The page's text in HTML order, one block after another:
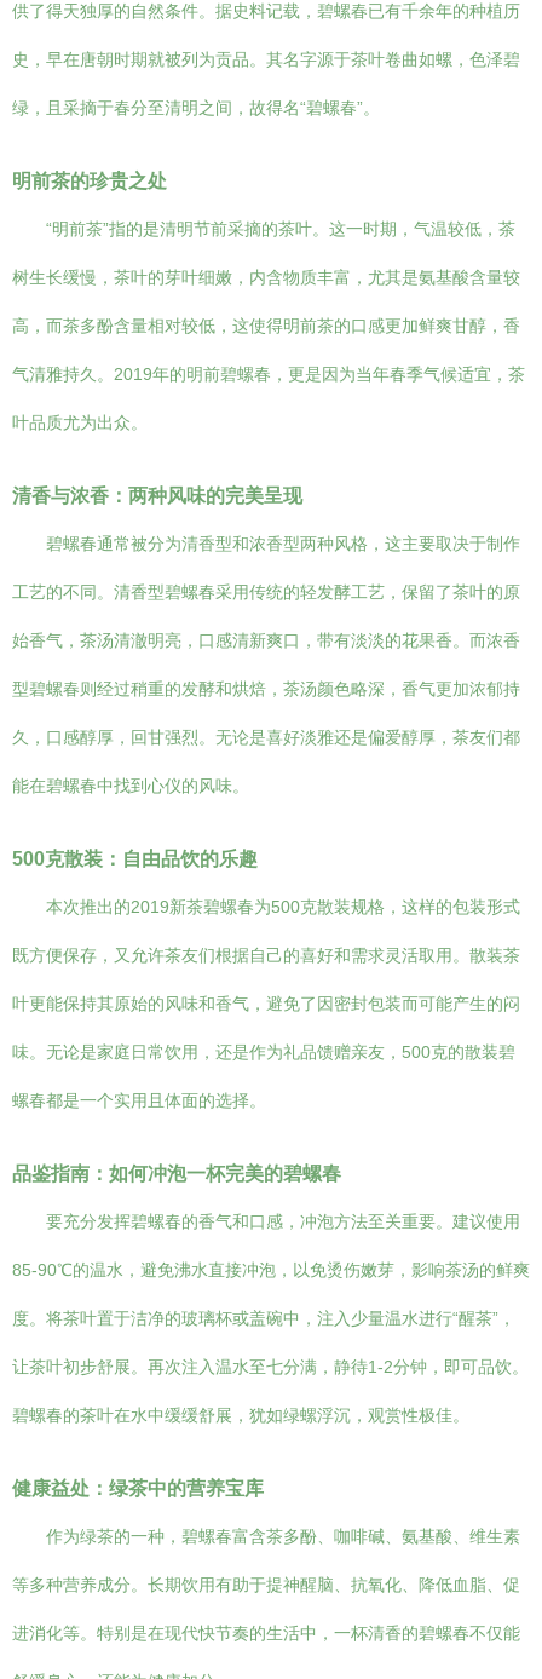
供了得天独厚的自然条件。据史料记载，碧螺春已有千余年的种植历
史，早在唐朝时期就被列为贡品。其名字源于茶叶卷曲如螺，色泽碧
绿，且采摘于春分至清明之间，故得名“碧螺春”。
明前茶的珍贵之处
“明前茶”指的是清明节前采摘的茶叶。这一时期，气温较低，茶
树生长缓慢，茶叶的芽叶细嫩，内含物质丰富，尤其是氨基酸含量较
高，而茶多酚含量相对较低，这使得明前茶的口感更加鲜爽甘醇，香
气清雅持久。2019年的明前碧螺春，更是因为当年春季气候适宜，茶
叶品质尤为出众。
清香与浓香：两种风味的完美呈现
碧螺春通常被分为清香型和浓香型两种风格，这主要取决于制作
工艺的不同。清香型碧螺春采用传统的轻发酵工艺，保留了茶叶的原
始香气，茶汤清澈明亮，口感清新爽口，带有淡淡的花果香。而浓香
型碧螺春则经过稍重的发酵和烘焙，茶汤颜色略深，香气更加浓郁持
久，口感醇厚，回甘强烈。无论是喜好淡雅还是偏爱醇厚，茶友们都
能在碧螺春中找到心仪的风味。
500克散装：自由品饮的乐趣
本次推出的2019新茶碧螺春为500克散装规格，这样的包装形式
既方便保存，又允许茶友们根据自己的喜好和需求灵活取用。散装茶
叶更能保持其原始的风味和香气，避免了因密封包装而可能产生的闷
味。无论是家庭日常饮用，还是作为礼品馈赠亲友，500克的散装碧
螺春都是一个实用且体面的选择。
品鉴指南：如何冲泡一杯完美的碧螺春
要充分发挥碧螺春的香气和口感，冲泡方法至关重要。建议使用
85-90℃的温水，避免沸水直接冲泡，以免烫伤嫩芽，影响茶汤的鲜爽
度。将茶叶置于洁净的玻璃杯或盖碗中，注入少量温水进行“醒茶”，
让茶叶初步舒展。再次注入温水至七分满，静待1-2分钟，即可品饮。
碧螺春的茶叶在水中缓缓舒展，犹如绿螺浮沉，观赏性极佳。
健康益处：绿茶中的营养宝库
作为绿茶的一种，碧螺春富含茶多酚、咖啡碱、氨基酸、维生素
等多种营养成分。长期饮用有助于提神醒脑、抗氧化、降低血脂、促
进消化等。特别是在现代快节奏的生活中，一杯清香的碧螺春不仅能